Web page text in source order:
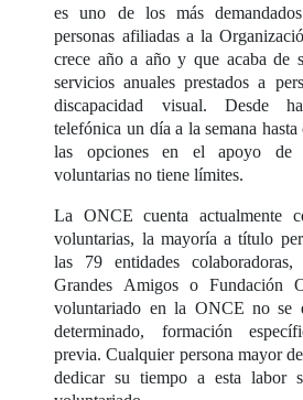
es uno de los más
personas afiliadas a la
crece año a año y que acaba de
servicios anuales prestados a
discapacidad visual. Desde
telefónica un día a la semana
las opciones en el apoyo de
voluntarias no tiene límites.
La ONCE cuenta actualmente
voluntarias, la mayoría a título
las 79 entidades
Grandes Amigos o Fundación
voluntariado en la ONCE no se
determinado, formación
previa. Cualquier persona mayor
dedicar su tiempo a esta labor